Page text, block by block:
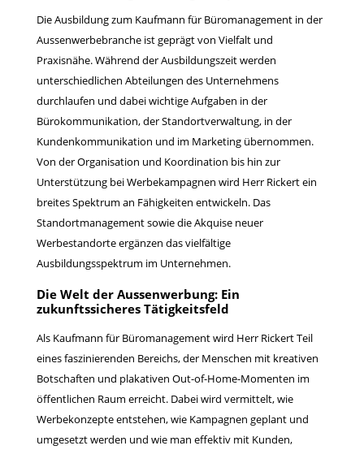
Die Ausbildung zum Kaufmann für Büromanagement in der
Aussenwerbebranche ist geprägt von Vielfalt und
Praxisnähe. Während der Ausbildungszeit werden
unterschiedlichen Abteilungen des Unternehmens
durchlaufen und dabei wichtige Aufgaben in der
Bürokommunikation, der Standortverwaltung, in der
Kundenkommunikation und im Marketing übernommen.
Von der Organisation und Koordination bis hin zur
Unterstützung bei Werbekampagnen wird Herr Rickert ein
breites Spektrum an Fähigkeiten entwickeln. Das
Standortmanagement sowie die Akquise neuer
Werbestandorte ergänzen das vielfältige
Ausbildungsspektrum im Unternehmen.
Die Welt der Aussenwerbung: Ein
zukunftssicheres Tätigkeitsfeld
Als Kaufmann für Büromanagement wird Herr Rickert Teil
eines faszinierenden Bereichs, der Menschen mit kreativen
Botschaften und plakativen Out-of-Home-Momenten im
öffentlichen Raum erreicht. Dabei wird vermittelt, wie
Werbekonzepte entstehen, wie Kampagnen geplant und
umgesetzt werden und wie man effektiv mit Kunden,